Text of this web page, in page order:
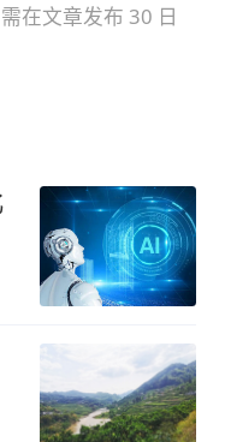
在文章发布 30 日